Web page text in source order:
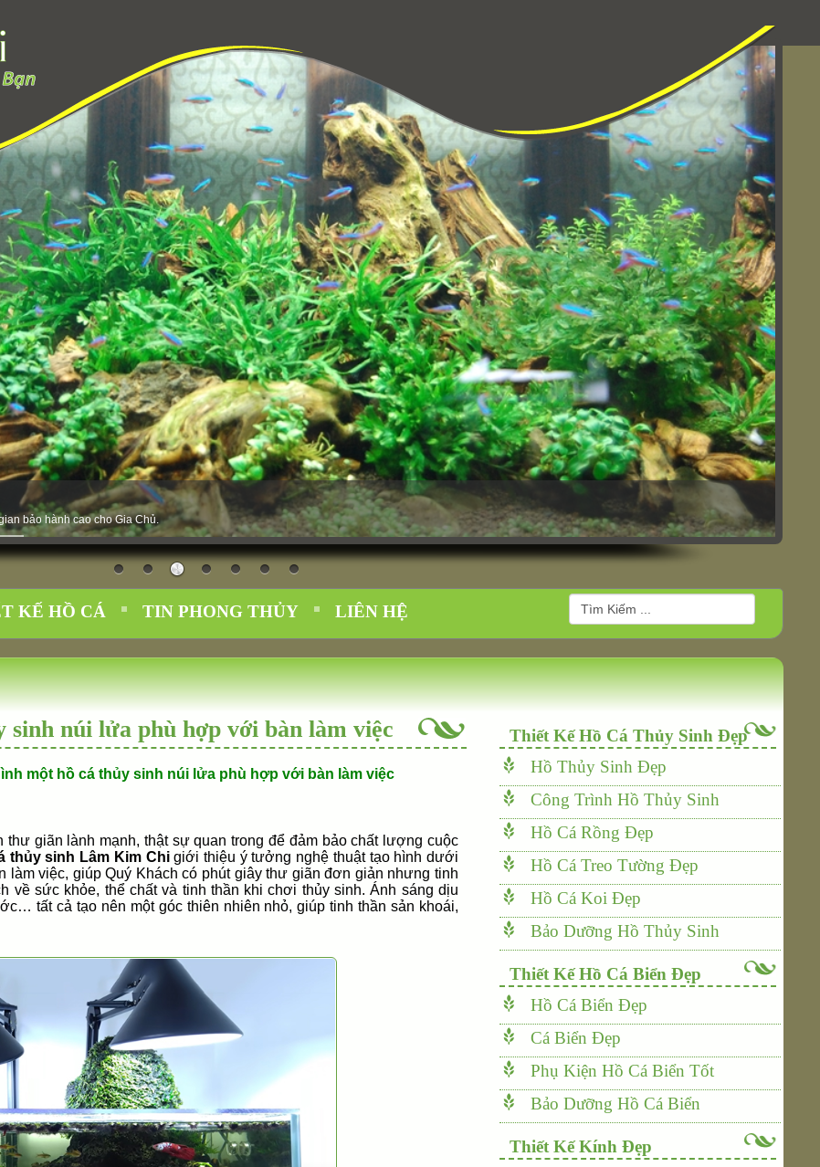
bảo hành cao cho Gia Chủ.
KẾ HỒ CÁ TIN PHONG THỦY LIÊN HỆ
núi lửa phù hợp với bàn làm việc
một hồ cá thủy sinh núi lửa phù hợp với bàn làm việc
giãn lành mạnh, thật sự quan trong để đảm bảo chất lượng cuộc
thủy sinh Lâm Kim Chigiới thiệu ý tưởng nghệ thuật tạo hình dưới
việc, giúp Quý Khách có phút giây thư giãn đơn giản nhưng tinh
về sức khỏe, thể chất và tinh thần khi chơi thủy sinh. Ánh sáng dịu
tất cả tạo nên một góc thiên nhiên nhỏ, giúp tinh thần sản khoái,
Thiết Kế Hồ Cá Thủy Sinh Đẹp
Hồ Thủy Sinh Đẹp
Công Trình Hồ Thủy Sinh
Hồ Cá Rồng Đẹp
Hồ Cá Treo Tường Đẹp
Hồ Cá Koi Đẹp
Bảo Dưỡng Hồ Thủy Sinh
Thiết Kế Hồ Cá Biển Đẹp
Hồ Cá Biển Đẹp
Cá Biển Đẹp
Phụ Kiện Hồ Cá Biển Tốt
Bảo Dưỡng Hồ Cá Biển
Thiết Kế Kính Đẹp